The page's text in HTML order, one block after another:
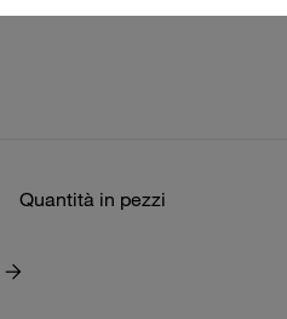
Quantità in pezzi